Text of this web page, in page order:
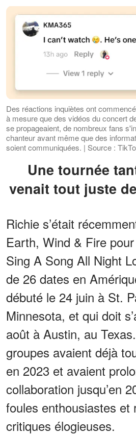
Des réactions inquiètes ont
à mesure que des vidéos du concert
se propageaient, de nombreux fans
chanteur avant même que des
soient communiquées. | Source :
Une tournée tant attendue
venait tout juste
Richie s’était
Earth, Wind & Fire
Sing A Song All Night
de 26 dates en
débuté le 24 juin à St.
Minnesota, et qui doit
août à Austin, au
groupes avaient déjà
en 2023 et avaient
collaboration jusqu’en
foules enthousiastes et
critiques élogieuses.